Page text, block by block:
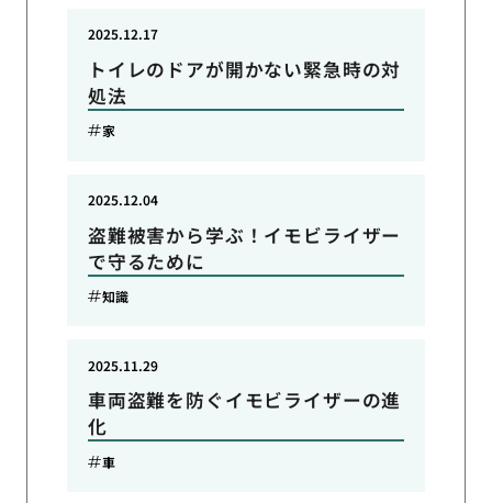
トイレのドアが開かない緊急時の対
処法
2025.12.17
家
盗難被害から学ぶ！イモビライザー
で守るために
2025.12.04
知識
車両盗難を防ぐイモビライザーの進
化
2025.11.29
車